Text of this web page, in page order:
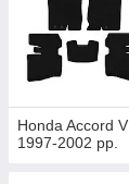
Honda Accord V
1997-2002 рр.